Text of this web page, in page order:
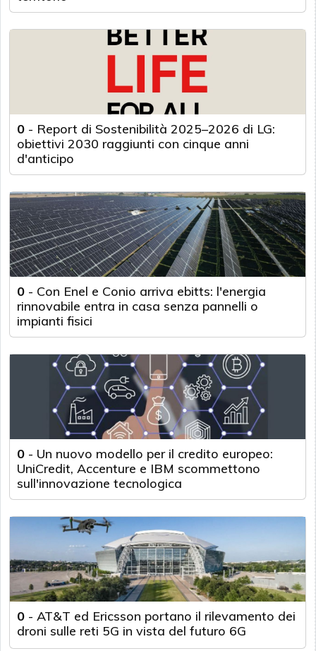
0 - Report di Sostenibilità 2025–2026 di LG:
obiettivi 2030 raggiunti con cinque anni
d'anticipo
0 - Con Enel e Conio arriva ebitts: l'energia
rinnovabile entra in casa senza pannelli o
impianti fisici
0 - Un nuovo modello per il credito europeo:
UniCredit, Accenture e IBM scommettono
sull'innovazione tecnologica
0 - AT&T ed Ericsson portano il rilevamento dei
droni sulle reti 5G in vista del futuro 6G